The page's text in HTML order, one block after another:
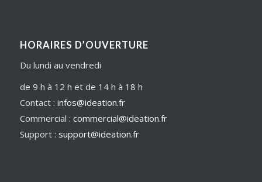
HORAIRES D’OUVERTURE
Du lundi au vendredi
de 9 h à 12 h et de 14 h à 18 h
Contact : infos@ideation.fr
Commercial : commercial@ideation.fr
Support : support@ideation.fr